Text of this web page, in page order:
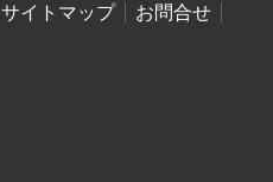
サイトマップ
お問合せ